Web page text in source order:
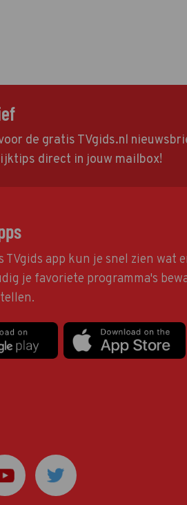
de gratis TVgids.nl
direct in jouw mailbox!
TVgids app kun je snel zien wat
je favoriete programma's